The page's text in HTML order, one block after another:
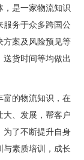
是一家物流知识
服务于众多跨国公
方案及风险预见等
货时间等均做出
富的物流知识，在
、发展，帮客户
为了不断提升自身
素质培训，成长